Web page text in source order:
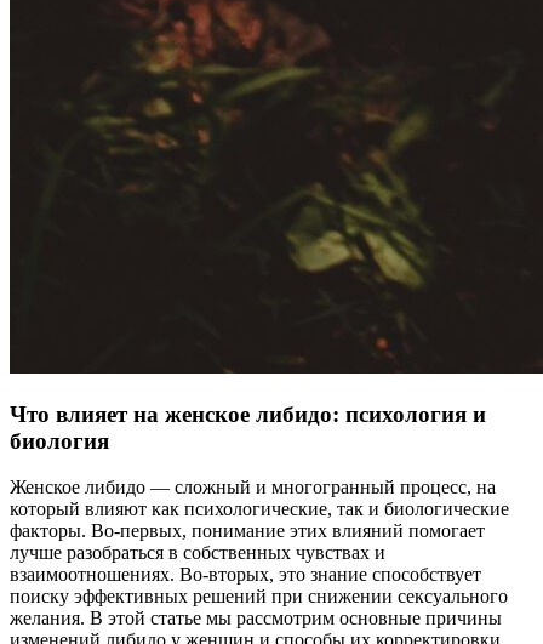
Что влияет на женское либидо: психология и
биология
Женское либидо — сложный и многогранный процесс, на
который влияют как психологические, так и биологические
факторы. Во-первых, понимание этих влияний помогает
лучше разобраться в собственных чувствах и
взаимоотношениях. Во-вторых, это знание способствует
поиску эффективных решений при снижении сексуального
желания. В этой статье мы рассмотрим основные причины